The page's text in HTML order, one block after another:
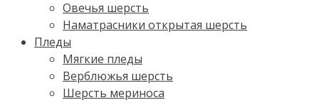
Овечья шерсть
Наматрасники открытая шерсть
Пледы
Мягкие пледы
Верблюжья шерсть
Шерсть мериноса